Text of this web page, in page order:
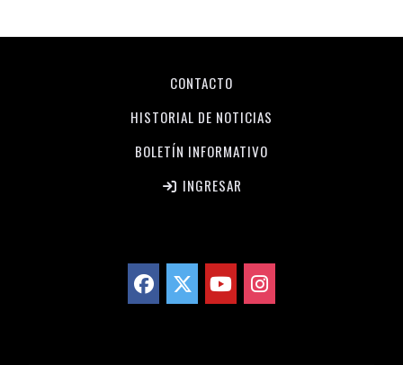
CONTACTO
HISTORIAL DE NOTICIAS
BOLETÍN INFORMATIVO
INGRESAR